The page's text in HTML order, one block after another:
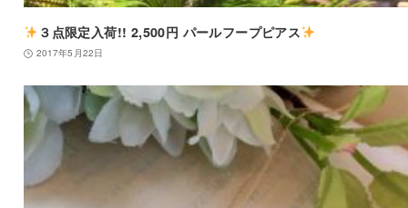
３点限定入荷!! 2,500円 パールフープピアス
2017年5月22日